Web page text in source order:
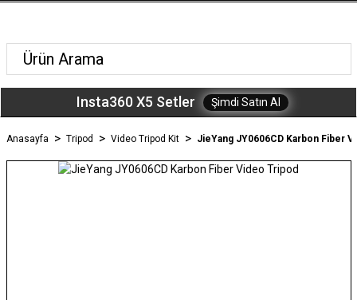
Insta360 X5 Setler Şimdi Satın Al
Anasayfa Tripod Video Tripod Kit JieYang JY0606CD Karbon Fiber